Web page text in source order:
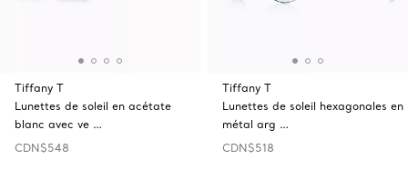
Tiffany T
Lunettes de soleil en acétate
blanc avec ve …
CDN$548
Tiffany T
Lunettes de soleil hexagonales en
métal arg …
CDN$518